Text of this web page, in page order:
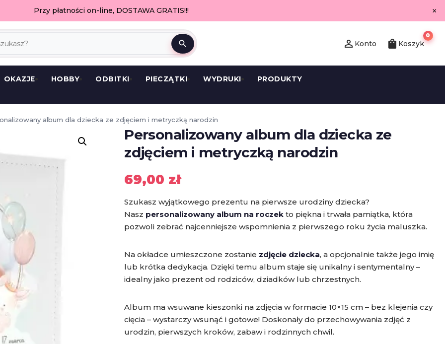
Przy płatności on-line, DOSTAWA GRATIS!!! ×
search person_outline Konto shopping_bag Koszyk
0
OKAZJE HOBBY ODBITKI PIECZĄTKI WYDRUKI PRODUKTY
album dla dziecka ze zdjęciem i metryczką narodzin
Personalizowany album dla dziecka ze
zdjęciem i metryczką narodzin
69,00 zł
Szukasz wyjątkowego prezentu na pierwsze urodziny dziecka?
Nasz personalizowany album na roczek to piękna i trwała pamiątka, która
pozwoli zebrać najcenniejsze wspomnienia z pierwszego roku życia maluszka.
Na okładce umieszczone zostanie zdjęcie dziecka, a opcjonalnie także jego imię
lub krótka dedykacja. Dzięki temu album staje się unikalny i sentymentalny –
idealny jako prezent od rodziców, dziadków lub chrzestnych.
Album ma wsuwane kieszonki na zdjęcia w formacie 10×15 cm – bez klejenia czy
cięcia – wystarczy wsunąć i gotowe! Doskonały do przechowywania zdjęć z
urodzin, pierwszych kroków, zabaw i rodzinnych chwil.